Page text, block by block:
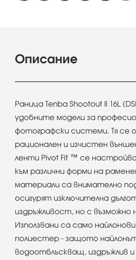
Описание
Раница Tenba Shootout II 16L
удобните модели за
фотографски системи. Тя се
рационален и изчистен
ленти Pivot Fit ™ се
към различни форми на
материали са внимателно
осигурят изключителна
издръжливост, но с възможно
Използвани са само
полиестер - защото
водоотблъскващ, издръжлив